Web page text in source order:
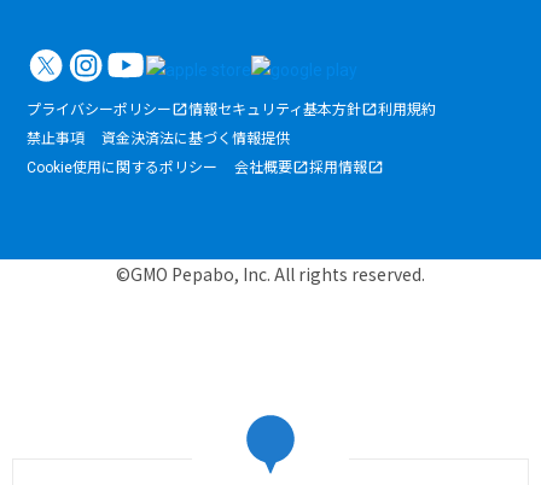
プライバシーポリシー 情報セキュリティ基本方針
利用規約
禁止事項
資金決済法に基づく情報提供
Cookie使用に関するポリシー
会社概要 採用情報
©GMO Pepabo, Inc. All rights reserved.